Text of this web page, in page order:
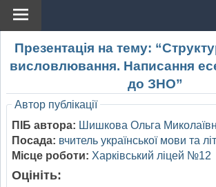
Презентація на тему:
висловлювання. Написання
до ЗНО”
Автор публікації
ПІБ автора: Шишкова Ольга
Посада: вчитель української мови та
Місце роботи: Харківський ліцей №12
Оцініть: